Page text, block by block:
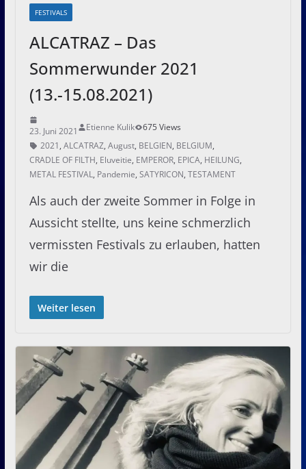
FESTIVALS
ALCATRAZ – Das
Sommerwunder 2021
(13.-15.08.2021)
23. Juni 2021 Etienne Kulik
675 Views
2021, ALCATRAZ, August, BELGIEN, BELGIUM,
CRADLE OF FILTH, Eluveitie, EMPEROR, EPICA, HEILUNG,
METAL FESTIVAL, Pandemie, SATYRICON, TESTAMENT
Als auch der zweite Sommer in Folge in
Aussicht stellte, uns keine schmerzlich
vermissten Festivals zu erlauben, hatten
wir die
Weiter lesen